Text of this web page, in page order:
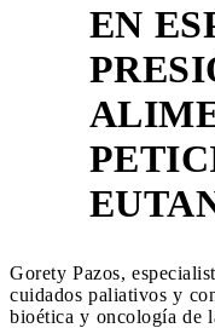
EN
Gorety Pazos,
cuidados paliativos y
bioética y oncología de